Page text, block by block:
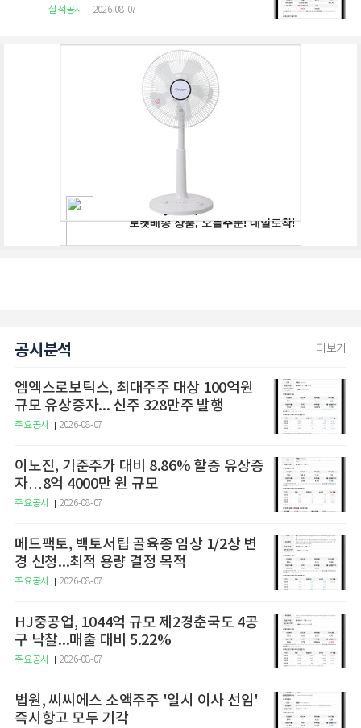
실적공시 2026-08-07
공시분석 더보기
엠엑스로보틱스, 최대주주 대상 100억원
규모 유상증자... 신주 328만주 발행
주요공시 2026-08-07
이노진, 기준주가 대비 8.86% 할증 유상증
자…8억 4000만 원 규모
주요공시 2026-08-07
메드팩토, 백토서팁 골육종 임상 1/2상 변
경 신청...최적 용량 결정 목적
주요공시 2026-08-07
HJ중공업, 1044억 규모 제2경춘국도 4공
구 낙찰...매출 대비 5.22%
주요공시 2026-08-07
법원, 씨씨에스 소액주주 '일시 이사 선임'
즉시항고 모두 기각